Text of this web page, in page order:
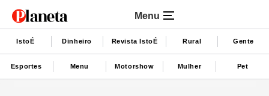
Menu
IstoÉ Dinheiro Revista IstoÉ Rural Gente
Esportes Menu Motorshow Mulher Pet